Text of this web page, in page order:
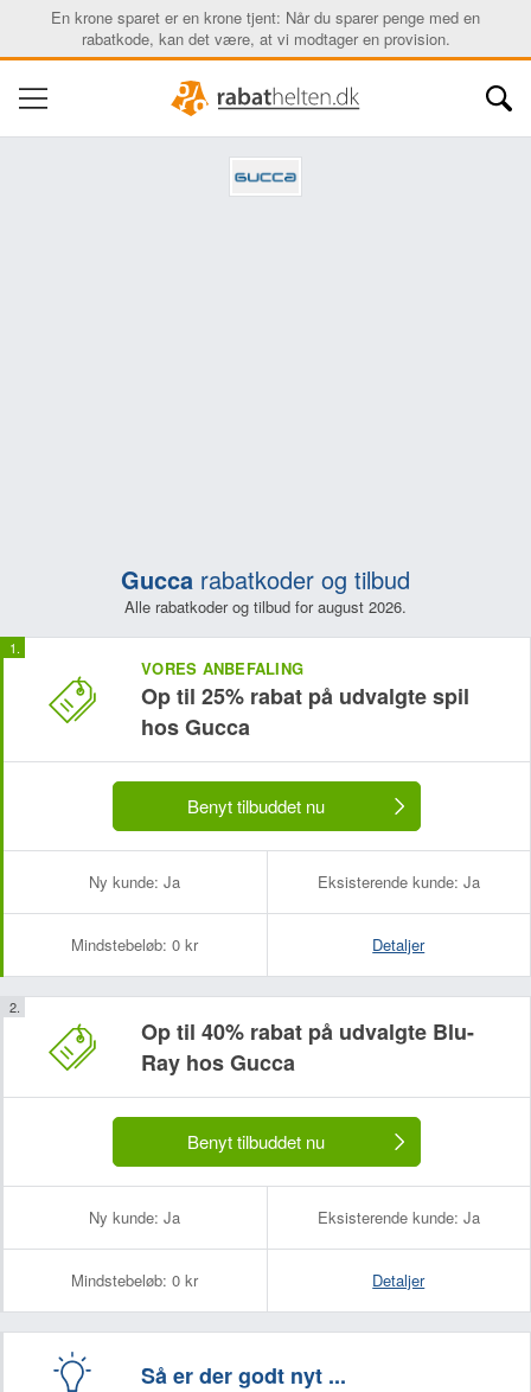
En krone sparet er en krone tjent: Når du sparer penge med en
rabatkode, kan det være, at vi modtager en provision.
Gucca rabatkoder og tilbud
Alle rabatkoder og tilbud for august 2026.
VORES ANBEFALING
Op til 25% rabat på udvalgte spil
hos Gucca
Benyt tilbuddet nu
Ny kunde: Ja Eksisterende kunde: Ja
Mindstebeløb: 0 kr Detaljer
Op til 40% rabat på udvalgte Blu-
Ray hos Gucca
Benyt tilbuddet nu
Ny kunde: Ja Eksisterende kunde: Ja
Mindstebeløb: 0 kr Detaljer
Så er der godt nyt ...